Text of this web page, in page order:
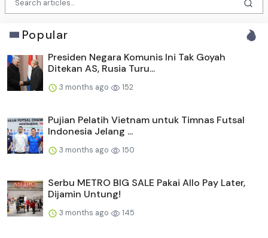
Popular
Presiden Negara Komunis Ini Tak Goyah
Ditekan AS, Rusia Turu...
3 months ago 152
Pujian Pelatih Vietnam untuk Timnas Futsal
Indonesia Jelang ...
3 months ago 150
Serbu METRO BIG SALE Pakai Allo Pay Later,
Dijamin Untung!
3 months ago 145